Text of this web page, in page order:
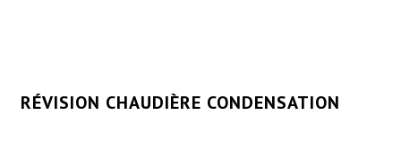
RÉVISION CHAUDIÈRE CONDENSATION